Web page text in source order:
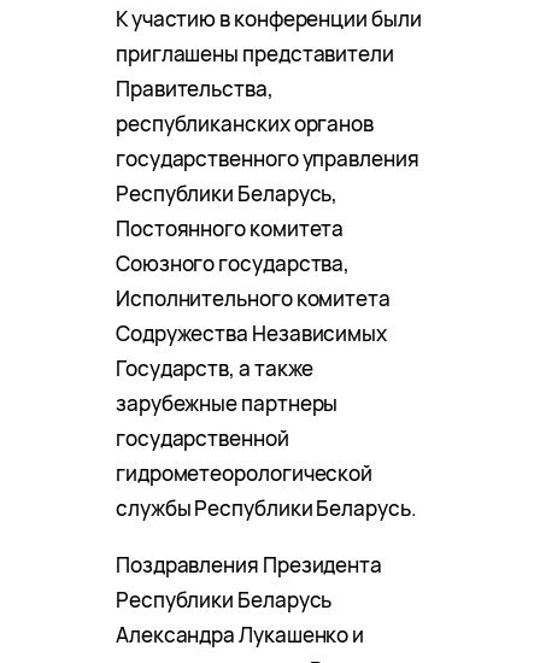
К участию в конференции были
приглашены представители
Правительства,
республиканских органов
государственного управления
Республики Беларусь,
Постоянного комитета
Союзного государства,
Исполнительного комитета
Содружества Независимых
Государств, а также
зарубежные партнеры
государственной
гидрометеорологической
службы Республики Беларусь.
Поздравления Президента
Республики Беларусь
Александра Лукашенко и